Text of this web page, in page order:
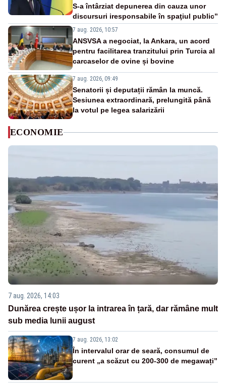
S-a întârziat depunerea din cauza unor
discursuri iresponsabile în spaţiul public”
7 aug. 2026, 10:57
ANSVSA a negociat, la Ankara, un acord
pentru facilitarea tranzitului prin Turcia al
carcaselor de ovine și bovine
7 aug. 2026, 09:49
Senatorii și deputații rămân la muncă.
Sesiunea extraordinară, prelungită până
la votul pe legea salarizării
ECONOMIE
7 aug. 2026, 14:03
Dunărea crește ușor la intrarea în țară, dar rămâne mult
sub media lunii august
7 aug. 2026, 13:02
În intervalul orar de seară, consumul de
curent „a scăzut cu 200-300 de megawați”